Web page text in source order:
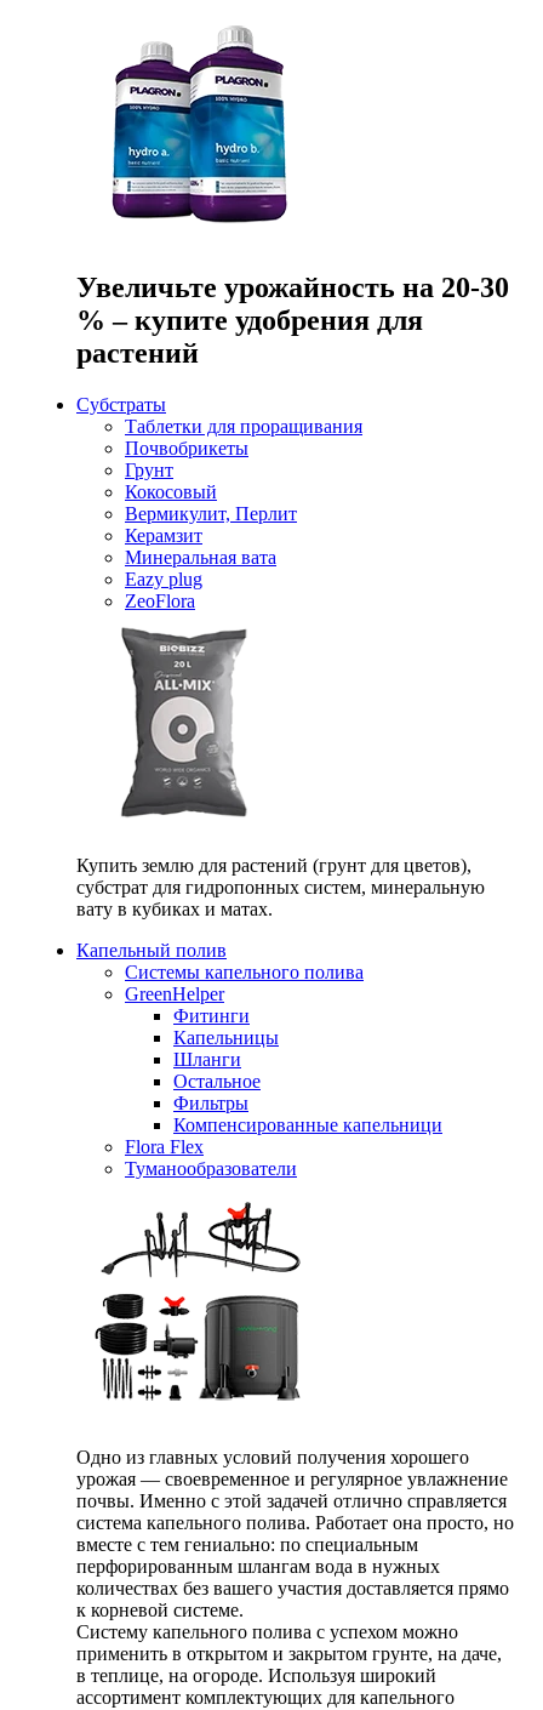
Увеличьте урожайность на 20-30
% – купите удобрения для
растений
Субстраты
Таблетки для проращивания
Почвобрикеты
Грунт
Кокосовый
Вермикулит, Перлит
Керамзит
Минеральная вата
Eazy plug
ZeoFlora
Купить землю для растений (грунт для цветов),
субстрат для гидропонных систем, минеральную
вату в кубиках и матах.
Капельный полив
Системы капельного полива
GreenHelper
Фитинги
Капельницы
Шланги
Остальное
Фильтры
Компенсированные капельници
Flora Flex
Туманообразователи
Одно из главных условий получения хорошего
урожая — своевременное и регулярное увлажнение
почвы. Именно с этой задачей отлично справляется
система капельного полива. Работает она просто, но
вместе с тем гениально: по специальным
перфорированным шлангам вода в нужных
количествах без вашего участия доставляется прямо
к корневой системе.
Систему капельного полива с успехом можно
применить в открытом и закрытом грунте, на даче,
в теплице, на огороде. Используя широкий
ассортимент комплектующих для капельного